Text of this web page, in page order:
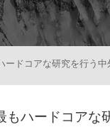
ードコアな研究を行う中
もハードコアな